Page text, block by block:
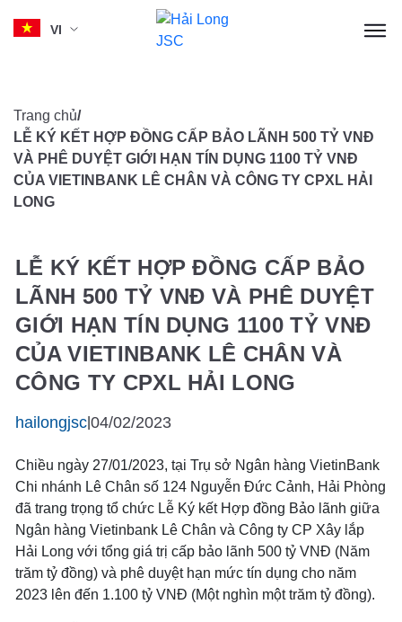
content
VI
Trang chủ/
LỄ KÝ KẾT HỢP ĐỒNG CẤP BẢO LÃNH 500 TỶ VNĐ
VÀ PHÊ DUYỆT GIỚI HẠN TÍN DỤNG 1100 TỶ VNĐ
CỦA VIETINBANK LÊ CHÂN VÀ CÔNG TY CPXL HẢI
LONG
LỄ KÝ KẾT HỢP ĐỒNG CẤP BẢO
LÃNH 500 TỶ VNĐ VÀ PHÊ DUYỆT
GIỚI HẠN TÍN DỤNG 1100 TỶ VNĐ
CỦA VIETINBANK LÊ CHÂN VÀ
CÔNG TY CPXL HẢI LONG
hailongjsc 04/02/2023
Chiều ngày 27/01/2023, tại Trụ sở Ngân hàng VietinBank
Chi nhánh Lê Chân số 124 Nguyễn Đức Cảnh, Hải Phòng
đã trang trọng tổ chức Lễ Ký kết Hợp đồng Bảo lãnh giữa
Ngân hàng Vietinbank Lê Chân và Công ty CP Xây lắp
Hải Long với tổng giá trị cấp bảo lãnh 500 tỷ VNĐ (Năm
trăm tỷ đồng) và phê duyệt hạn mức tín dụng cho năm
2023 lên đến 1.100 tỷ VNĐ (Một nghìn một trăm tỷ đồng).